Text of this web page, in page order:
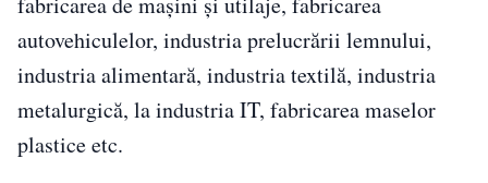
autovehiculelor, industria prelucrării lemnului,
industria alimentară, industria textilă, industria
metalurgică, la industria IT, fabricarea maselor
plastice etc.